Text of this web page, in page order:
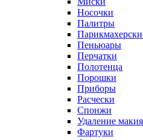
Носочки
Палитры
Пеньюары
Перчатки
Полотенца
Порошки
Приборы
Расчески
Спонжи
Удаление
Фартуки